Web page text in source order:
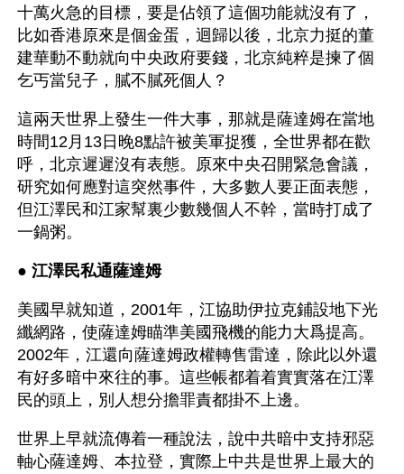
十萬火急的目標，要是佔領了這個功能就沒有了，
比如香港原來是個金蛋，迴歸以後，北京力挺的董
建華動不動就向中央政府要錢，北京純粹是揀了個
乞丐當兒子，膩不膩死個人？
這兩天世界上發生一件大事，那就是薩達姆在當地
時間12月13日晚8點許被美軍捉獲，全世界都在歡
呼，北京遲遲沒有表態。原來中央召開緊急會議，
研究如何應對這突然事件，大多數人要正面表態，
但江澤民和江家幫裏少數幾個人不幹，當時打成了
一鍋粥。
● 江澤民私通薩達姆
美國早就知道，2001年，江協助伊拉克鋪設地下光
纖網路，使薩達姆瞄準美國飛機的能力大爲提高。
2002年，江還向薩達姆政權轉售雷達，除此以外還
有好多暗中來往的事。這些帳都着着實實落在江澤
民的頭上，別人想分擔罪責都掛不上邊。
世界上早就流傳着一種說法，說中共暗中支持邪惡
軸心薩達姆、本拉登，實際上中共是世界上最大的